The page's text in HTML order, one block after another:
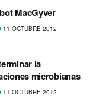
MacGyver
11 OCTUBRE 2012
la
microbianas
11 OCTUBRE 2012